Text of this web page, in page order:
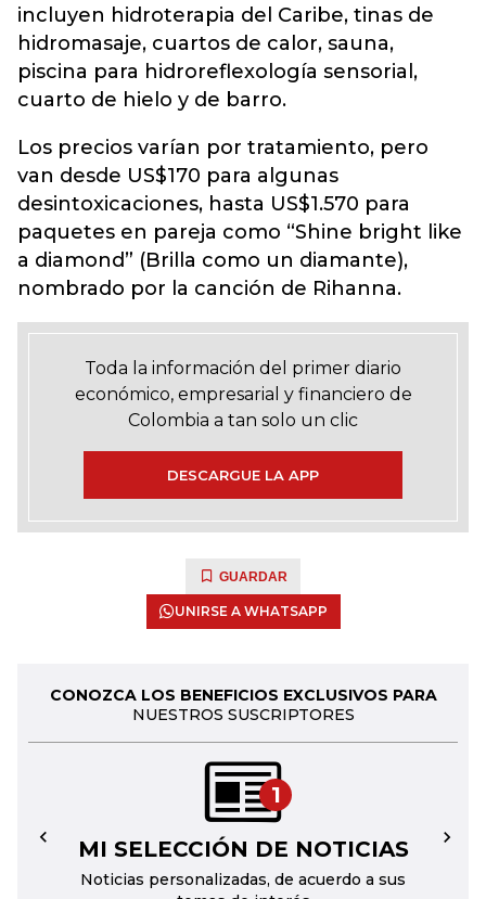
incluyen hidroterapia del Caribe, tinas de
hidromasaje, cuartos de calor, sauna,
piscina para hidroreflexología sensorial,
cuarto de hielo y de barro.
Los precios varían por tratamiento, pero
van desde US$170 para algunas
desintoxicaciones, hasta US$1.570 para
paquetes en pareja como “Shine bright like
a diamond” (Brilla como un diamante),
nombrado por la canción de Rihanna.
Toda la información del primer diario
económico, empresarial y financiero de
Colombia a tan solo un clic
DESCARGUE LA APP
GUARDAR
UNIRSE A WHATSAPP
CONOZCA LOS BENEFICIOS EXCLUSIVOS PARA
NUESTROS SUSCRIPTORES
1
MI SELECCIÓN DE NOTICIAS
Noticias personalizadas, de acuerdo a sus
← →